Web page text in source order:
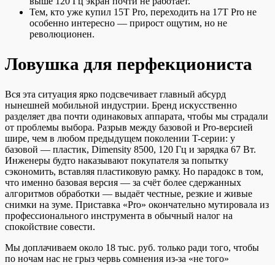
Тем, кто уже купил 15T Pro, переходить на 17T Pro не
особенно интересно — прирост ощутим, но не
революционен.
Ловушка для перфекциониста
Вся эта ситуация ярко подсвечивает главный абсурд
нынешней мобильной индустрии. Бренд искусственно
разделяет два почти одинаковых аппарата, чтобы мы страдали
от проблемы выбора. Разрыв между базовой и Pro-версией
шире, чем в любом предыдущем поколении T-серии: у
базовой — пластик, Dimensity 8500, 120 Гц и зарядка 67 Вт.
Инженеры будто наказывают покупателя за попытку
сэкономить, вставляя пластиковую рамку. Но парадокс в том,
что именно базовая версия — за счёт более сдержанных
алгоритмов обработки — выдаёт честные, резкие и живые
снимки на зуме. Приставка «Pro» окончательно мутировала из
профессионального инструмента в обычный налог на
спокойствие совести.
Мы доплачиваем около 18 тыс. руб. только ради того, чтобы
по ночам нас не грыз червь сомнения из-за «не того»